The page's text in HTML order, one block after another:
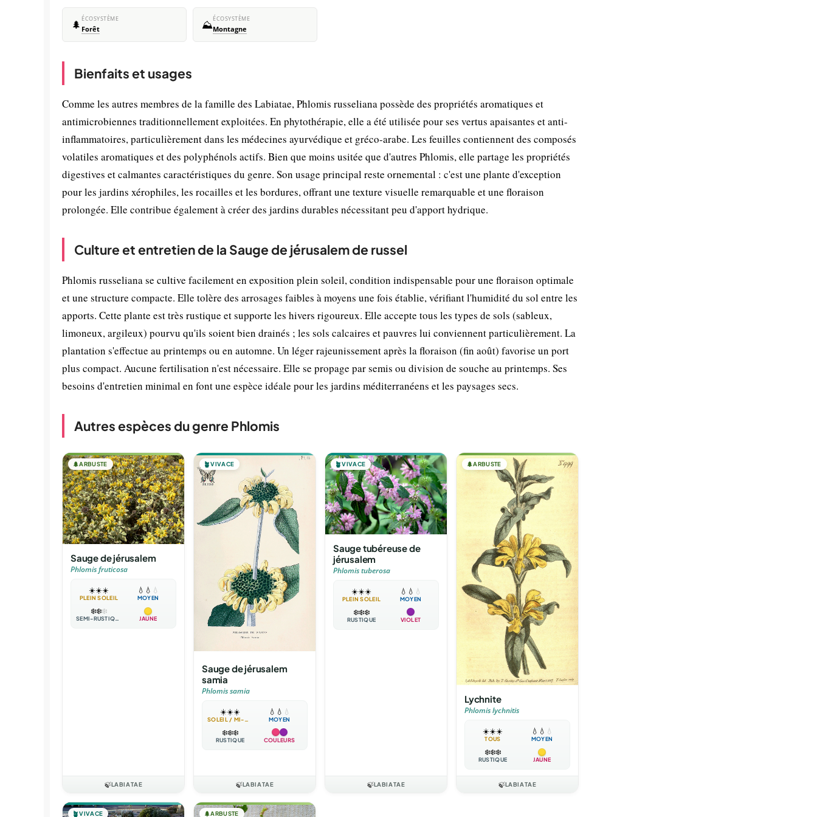
🌲 ÉCOSYSTÈME
Forêt ⛰️ÉCOSYSTÈME
Montagne
Bienfaits et usages
Comme les autres membres de la famille des Labiatae, Phlomis russeliana possède des propriétés aromatiques et
antimicrobiennes traditionnellement exploitées. En phytothérapie, elle a été utilisée pour ses vertus apaisantes et anti-
inflammatoires, particulièrement dans les médecines ayurvédique et gréco-arabe. Les feuilles contiennent des composés
volatiles aromatiques et des polyphénols actifs. Bien que moins usitée que d'autres Phlomis, elle partage les propriétés
digestives et calmantes caractéristiques du genre. Son usage principal reste ornemental : c'est une plante d'exception
pour les jardins xérophiles, les rocailles et les bordures, offrant une texture visuelle remarquable et une floraison
prolongée. Elle contribue également à créer des jardins durables nécessitant peu d'apport hydrique.
Culture et entretien de la Sauge de jérusalem de russel
Phlomis russeliana se cultive facilement en exposition plein soleil, condition indispensable pour une floraison optimale
et une structure compacte. Elle tolère des arrosages faibles à moyens une fois établie, vérifiant l'humidité du sol entre les
apports. Cette plante est très rustique et supporte les hivers rigoureux. Elle accepte tous les types de sols (sableux,
limoneux, argileux) pourvu qu'ils soient bien drainés ; les sols calcaires et pauvres lui conviennent particulièrement. La
plantation s'effectue au printemps ou en automne. Un léger rajeunissement après la floraison (fin août) favorise un port
plus compact. Aucune fertilisation n'est nécessaire. Elle se propage par semis ou division de souche au printemps. Ses
besoins d'entretien minimal en font une espèce idéale pour les jardins méditerranéens et les paysages secs.
Autres espèces du genre Phlomis
🌲ARBUSTE
Sauge de jérusalem
Phlomis fruticosa
☀️☀️☀️
PLEIN SOLEIL
💧 💧 💧
MOYEN
❄️❄️❄️
SEMI-RUSTIQUE JAUNE
🍃LABIATAE
🪴VIVACE
Sauge de jérusalem
samia
Phlomis samia
☀️☀️☀️
SOLEIL / MI-OMBRE
💧 💧 💧
MOYEN
❄️❄️❄️
RUSTIQUE COULEURS
🍃LABIATAE
🪴VIVACE
Sauge tubéreuse de
jérusalem
Phlomis tuberosa
☀️☀️☀️
PLEIN SOLEIL
💧 💧 💧
MOYEN
❄️❄️❄️
RUSTIQUE VIOLET
🍃LABIATAE
🌲ARBUSTE
Lychnite
Phlomis lychnitis
☀️☀️☀️
TOUS
💧 💧 💧
MOYEN
❄️❄️❄️
RUSTIQUE JAUNE
🍃LABIATAE
🪴VIVACE 🌲ARBUSTE